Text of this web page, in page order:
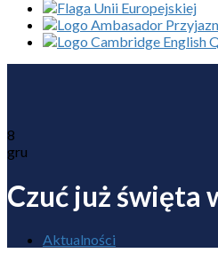
8
gru
Czuć już święta
Aktualności